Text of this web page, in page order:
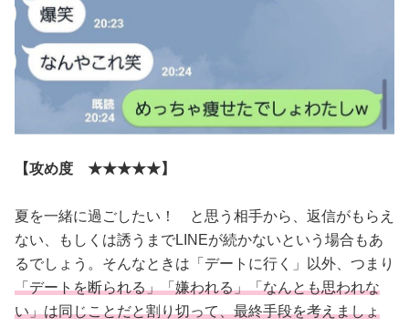
【攻め度 ★★★★★】
夏を一緒に過ごしたい！ と思う相手から、返信がもらえ
ない、もしくは誘うまでLINEが続かないという場合もあ
るでしょう。そんなときは「デートに行く」以外、つまり
「デートを断られる」「嫌われる」「なんとも思われな
い」は同じことだと割り切って、最終手段を考えましょ